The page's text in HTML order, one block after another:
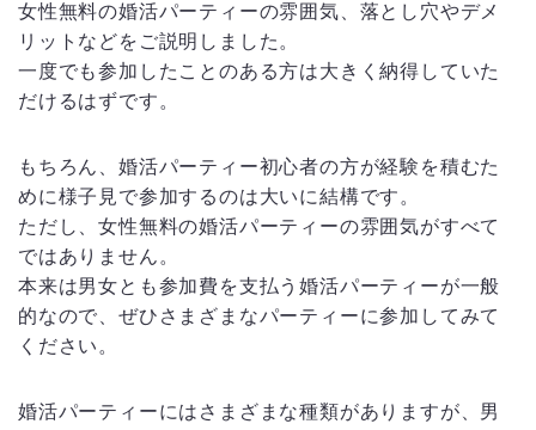
女性無料の婚活パーティーの雰囲気、落とし穴やデメ
リットなどをご説明しました。
一度でも参加したことのある方は大きく納得していた
だけるはずです。
もちろん、婚活パーティー初心者の方が経験を積むた
めに様子見で参加するのは大いに結構です。
ただし、女性無料の婚活パーティーの雰囲気がすべて
ではありません。
本来は男女とも参加費を支払う婚活パーティーが一般
的なので、ぜひさまざまなパーティーに参加してみて
ください。
婚活パーティーにはさまざまな種類がありますが、男